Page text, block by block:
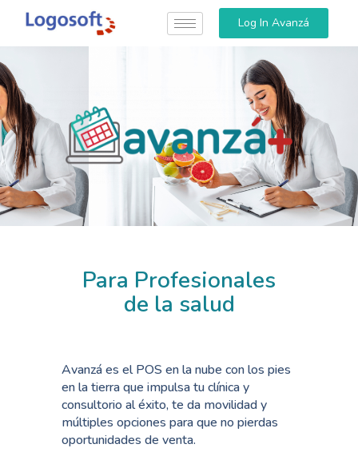
Log In Avanzá
Para Profesionales
de la salud
Avanzá es el POS en la nube con los pies
en la tierra que impulsa tu clínica y
consultorio al éxito, te da movilidad y
múltiples opciones para que no pierdas
oportunidades de venta.